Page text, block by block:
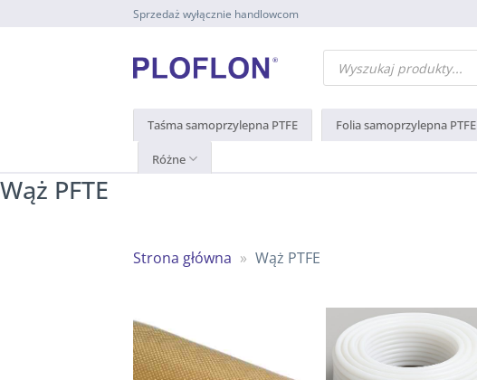
Sprzedaż wyłącznie handlowcom
Wyszukiwarka
produktów
Taśma samoprzylepna PTFE Folia samoprzylepna PTFE
Różne
Wąż PFTE
Strona główna » Wąż PTFE